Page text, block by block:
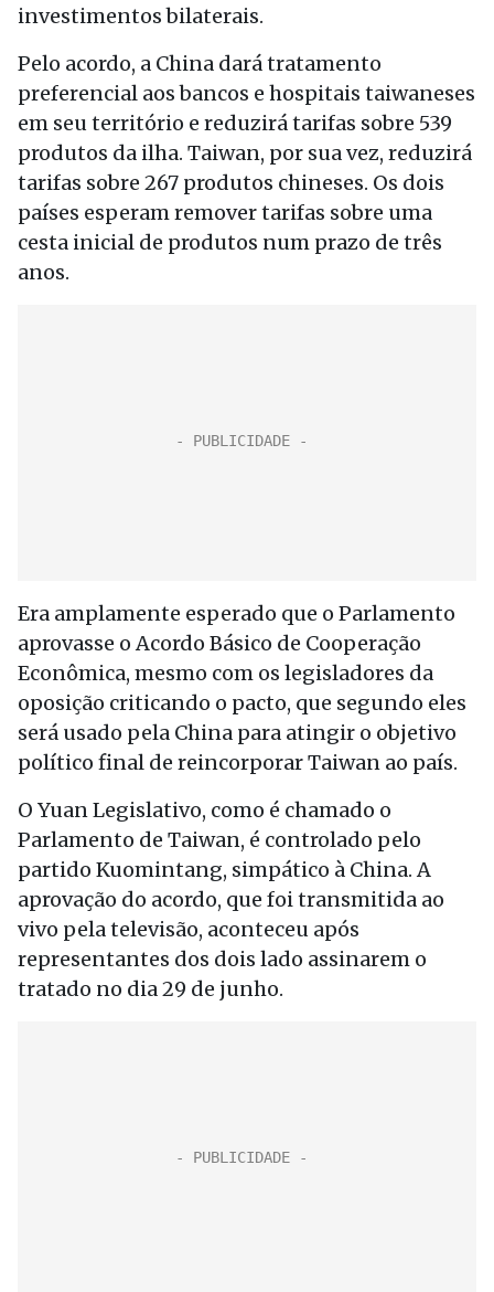
investimentos bilaterais.
Pelo acordo, a China dará tratamento
preferencial aos bancos e hospitais taiwaneses
em seu território e reduzirá tarifas sobre 539
produtos da ilha. Taiwan, por sua vez, reduzirá
tarifas sobre 267 produtos chineses. Os dois
países esperam remover tarifas sobre uma
cesta inicial de produtos num prazo de três
anos.
Era amplamente esperado que o Parlamento
aprovasse o Acordo Básico de Cooperação
Econômica, mesmo com os legisladores da
oposição criticando o pacto, que segundo eles
será usado pela China para atingir o objetivo
político final de reincorporar Taiwan ao país.
O Yuan Legislativo, como é chamado o
Parlamento de Taiwan, é controlado pelo
partido Kuomintang, simpático à China. A
aprovação do acordo, que foi transmitida ao
vivo pela televisão, aconteceu após
representantes dos dois lado assinarem o
tratado no dia 29 de junho.